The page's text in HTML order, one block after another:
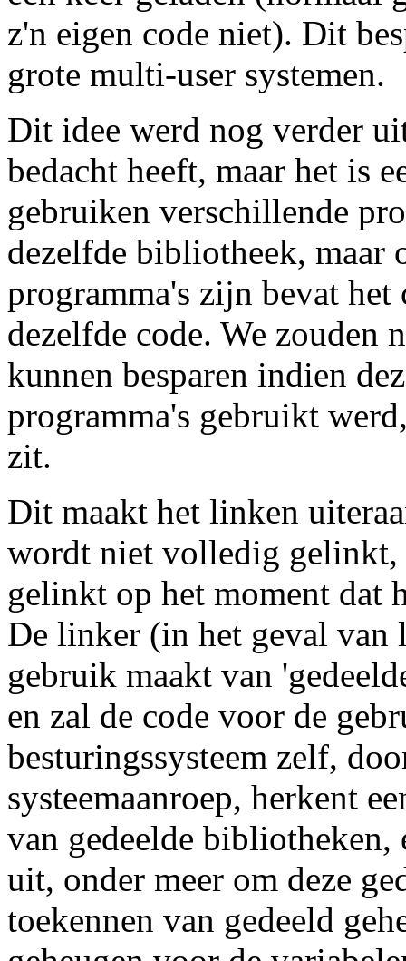
z'n eigen code niet). Dit
grote multi-user systemen.
Dit idee werd nog verder
bedacht heeft, maar het is
gebruiken verschillende
dezelfde bibliotheek, maar
programma's zijn bevat het
dezelfde code. We zouden
kunnen besparen indien
programma's gebruikt
zit.
Dit maakt het linken
wordt niet volledig gelinkt,
gelinkt op het moment dat
De linker (in het geval
gebruik maakt van
en zal de code voor de
besturingssysteem zelf,
systeemaanroep, herkent
van gedeelde
uit, onder meer om deze
toekennen van gedeeld